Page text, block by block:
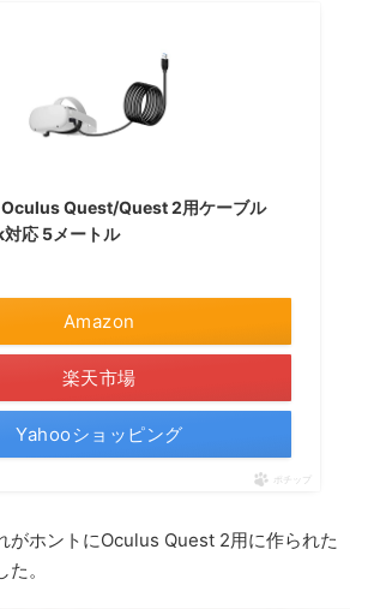
Quest/Quest 2用ケーブル
応 5メートル
Amazon
楽天市場
Yahooショッピング
ポチップ
がホントにOculus Quest 2用に作られた
。